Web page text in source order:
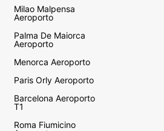
Milao Malpensa
Aeroporto
Palma De Maiorca
Aeroporto
Menorca Aeroporto
Paris Orly Aeroporto
Barcelona Aeroporto
T1
Roma Fiumicino